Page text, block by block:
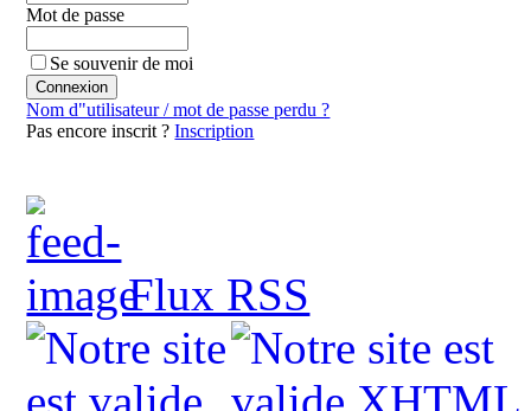
Mot de passe
Se souvenir de moi
Nom d"utilisateur / mot de passe perdu ?
Pas encore inscrit ?Inscription
Flux RSS